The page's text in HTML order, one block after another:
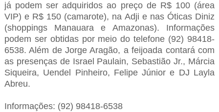
já podem ser adquiridos ao preço de R$ 100 (área
VIP) e R$ 150 (camarote), na Adji e nas Óticas Diniz
(shoppings Manauara e Amazonas). Informações
podem ser obtidas por meio do telefone (92) 98418-
6538. Além de Jorge Aragão, a feijoada contará com
as presenças de Israel Paulain, Sebastião Jr., Márcia
Siqueira, Uendel Pinheiro, Felipe Júnior e DJ Layla
Abreu.
Informações: (92) 98418-6538